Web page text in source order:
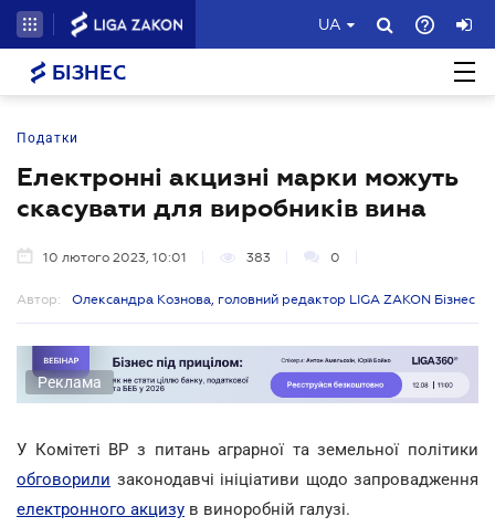
UA
БІЗНЕС
Податки
Електронні акцизні марки можуть
скасувати для виробників вина
10 лютого 2023, 10:01 383 0
Автор: Олександра Кознова, головний редактор LIGA ZAKON Бізнес
Реклама
У Комітеті ВР з питань аграрної та земельної політики
обговорили законодавчі ініціативи щодо запровадження
електронного акцизу в виноробній галузі.